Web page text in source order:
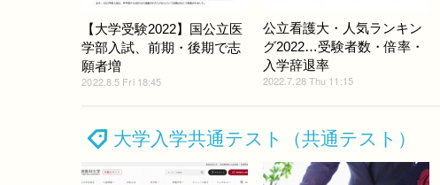
【大学受験2022】国公立医
学部入試、前期・後期で志
願者増
2022.8.5 Fri 18:45
公立看護大・人気ランキン
グ2022…受験者数・倍率・
入学辞退率
2022.7.28 Thu 11:15
大学入学共通テスト（共通テスト）